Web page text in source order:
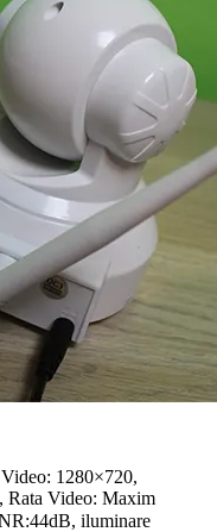
1280×720,
Rata Video: Maxim
iluminare